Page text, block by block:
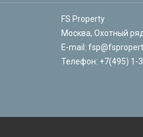
FS Property
Москва, Охотный
E-mail:
Телефон: +7(495) 1-